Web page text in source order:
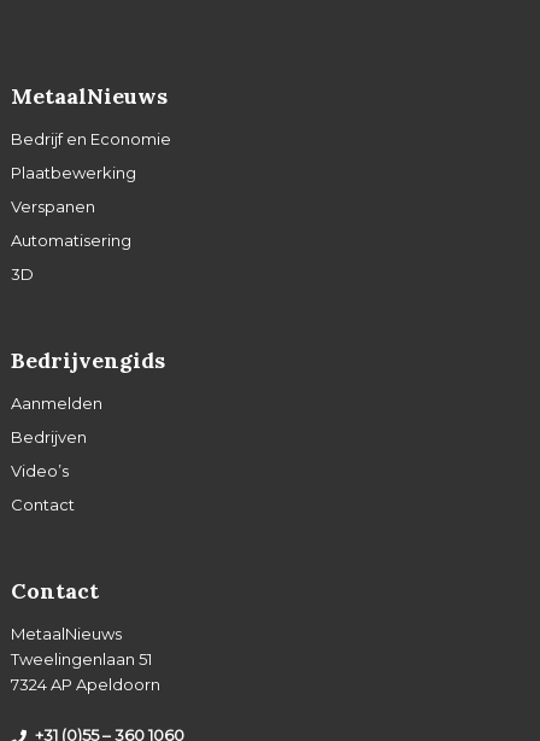
MetaalNieuws
Bedrijf en Economie
Plaatbewerking
Verspanen
Automatisering
3D
Bedrijvengids
Aanmelden
Bedrijven
Video’s
Contact
Contact
MetaalNieuws
Tweelingenlaan 51
7324 AP Apeldoorn
+31 (0)55 – 360 1060